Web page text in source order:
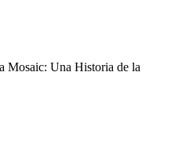
Mosaic: Una Historia de la